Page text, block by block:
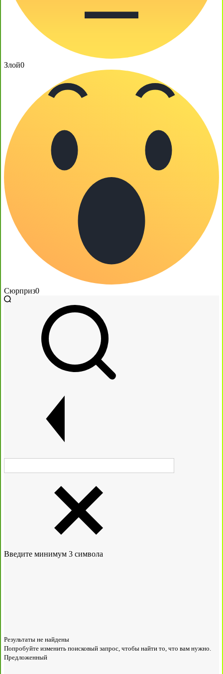
Злой0
Сюрприз0
Введите минимум 3 символа
Результаты не найдены
Попробуйте изменить поисковый запрос, чтобы найти то, что вам нужно.
Предложенный